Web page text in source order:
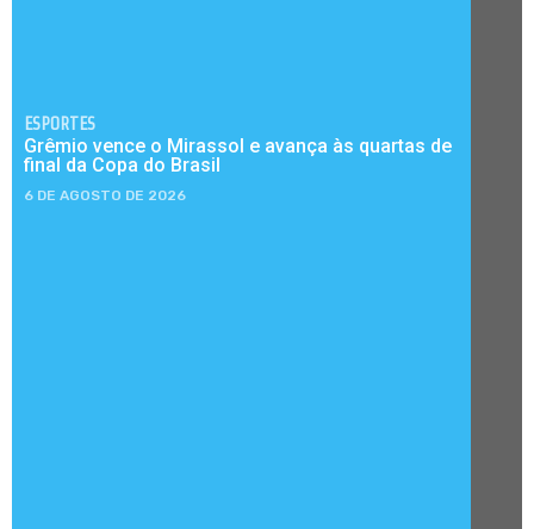
ESPORTES
Grêmio vence o Mirassol e avança às quartas de
final da Copa do Brasil
6 DE AGOSTO DE 2026